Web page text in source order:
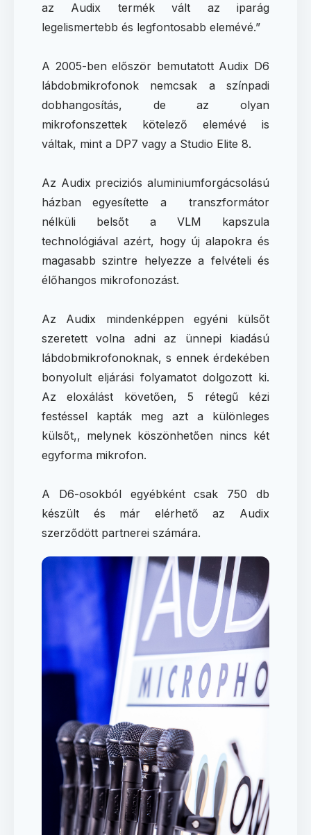
az Audix termék vált az iparág
legelismertebb és legfontosabb elemévé.”
A 2005-ben először bemutatott Audix D6
lábdobmikrofonok nemcsak a színpadi
dobhangosítás, de az olyan
mikrofonszettek kötelező elemévé is
váltak, mint a DP7 vagy a Studio Elite 8.
Az Audix preciziós aluminiumforgácsolású
házban egyesítette a transzformátor
nélküli belsőt a VLM kapszula
technológiával azért, hogy új alapokra és
magasabb szintre helyezze a felvételi és
élőhangos mikrofonozást.
Az Audix mindenképpen egyéni külsőt
szeretett volna adni az ünnepi kiadású
lábdobmikrofonoknak, s ennek érdekében
bonyolult eljárási folyamatot dolgozott ki.
Az eloxálást követően, 5 rétegű kézi
festéssel kapták meg azt a különleges
külsőt,, melynek köszönhetően nincs két
egyforma mikrofon.
A D6-osokból egyébként csak 750 db
készült és már elérhető az Audix
szerződött partnerei számára.